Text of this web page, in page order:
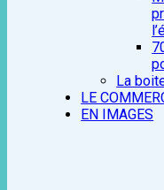
La
LE
EN IMAGES